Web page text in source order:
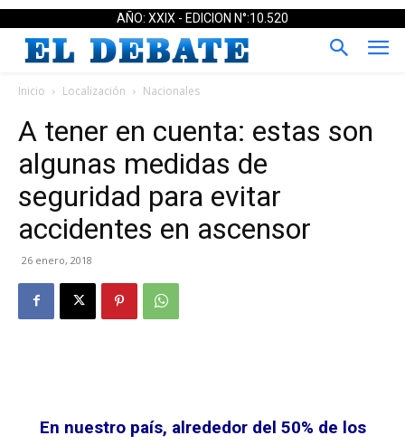
AÑO: XXIX - EDICION N°:10.520
Inicio Localización Nacionales
A tener en cuenta: estas son
algunas medidas de
seguridad para evitar
accidentes e​n ascensor
26 enero, 2018
En nuestro país, alrededor del 50% de los